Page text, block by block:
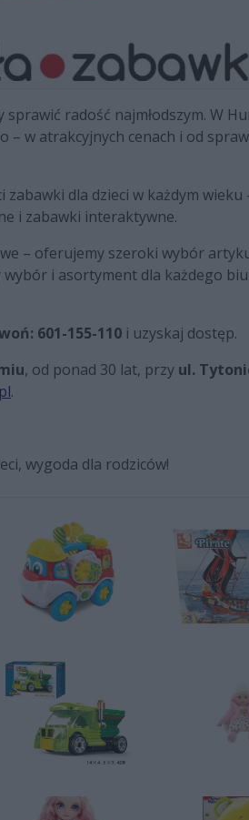
sprawić radość najmłodszym. W
– w atrakcyjnych cenach i od
dla dzieci w każdym wieku
i zabawki interaktywne.
– oferujemy szeroki wybór
i asortyment dla każdego
601-155-110 i uzyskaj dostęp.
, od ponad 30 lat, przy ul.
.
wygoda dla rodziców!